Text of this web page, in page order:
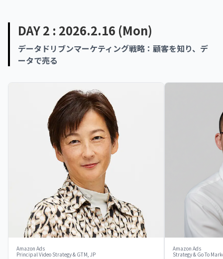
DAY 2 : 2026.2.16 (Mon)
データドリブンマーケティング戦略：顧客を知り、デ
ータで売る
Amazon Ads
Principal Video Strategy & GTM, JP
Amazon Ads
Strategy & Go To